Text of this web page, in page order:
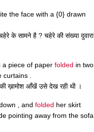
the face with a {0} drawn
के सामने है ? चहेरे की संख्या दुवारा
a piece of paper folded in two
.
ख़ामोश आँखें उसे देख रही थी ।
, and folded her skirt
pointing away from the sofa